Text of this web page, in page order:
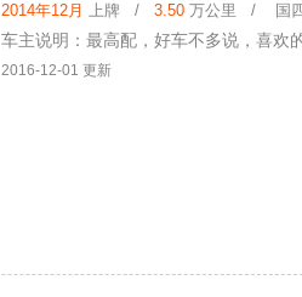
2014年12月 上牌 / 3.50 万公里 / 国四
车主说明：最高配，好车不多说，喜欢
2016-12-01 更新